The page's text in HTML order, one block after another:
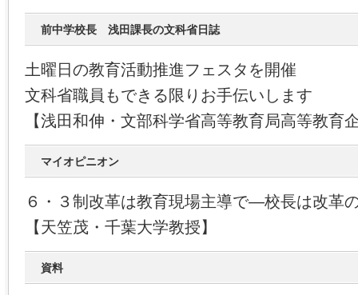
前中学校長 浅田課長の文科省日誌
土曜日の教育活動推進フェスタを開催
文科省職員もできる限りお手伝いします
【浅田和伸・文部科学省高等教育局高等教育
マイオピニオン
６・３制改革は教育現場主導で―校長は改革
【天笠茂・千葉大学教授】
資料